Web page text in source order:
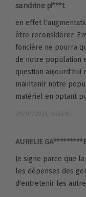
sandrine pi***t
en effet
être reconsidérer.
foncière ne pourra
de notre population
question aujourd'hui
maintenir notre
matériel en optant
09/01/2025, 14:25:16
AURELIE GA*********E
Je signe parce que
les dépenses des
d'entretenir les